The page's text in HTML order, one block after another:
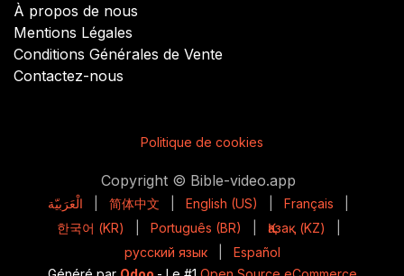
À propos de nous
Mentions Légales
Conditions Générales de Vente
Contactez-nous
Politique de cookies
Copyright © Bible-video.app
الْعَرَبيّة 简体中文 English (US) Français
한국어 (KR)
Português (BR) Қазақ (KZ)
русский язык
Español